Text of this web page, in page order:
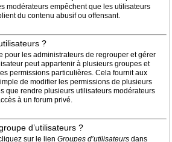
modérateurs empêchent que les utilisateurs
du contenu abusif ou offensant.
?
pour les administrateurs de regrouper et gérer
peut appartenir à plusieurs groupes et
permissions particulières. Cela fournit aux
de modifier les permissions de plusieurs
que rendre plusieurs utilisateurs modérateurs
à un forum privé.
d’utilisateurs ?
sur le lien Groupes d’utilisateurs dans